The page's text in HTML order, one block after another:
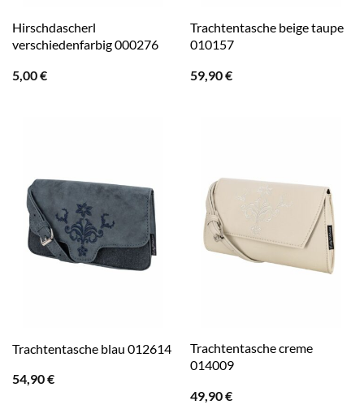
Hirschdascherl
verschiedenfarbig 000276
5,00€
Trachtentasche beige taupe
010157
59,90€
Trachtentasche blau 012614
54,90€
Trachtentasche creme
014009
49,90€